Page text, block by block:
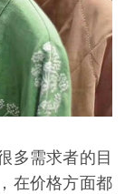
多需求者的目
在价格方面都